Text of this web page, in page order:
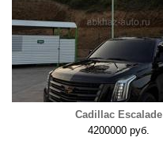
Cadillac Escalade
4200000 руб.